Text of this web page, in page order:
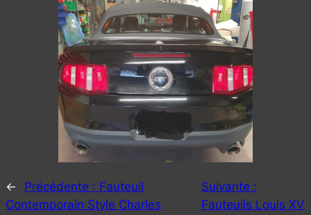
← Précédente : Fauteuil
Contemporain Style Charles
Suivante :
Fauteuils Louis XV